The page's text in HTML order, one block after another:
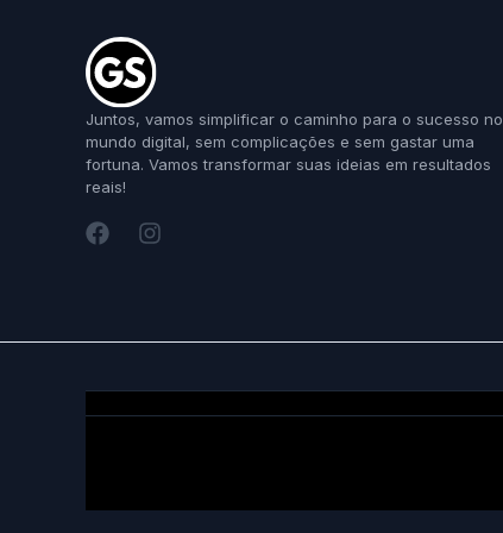
Juntos, vamos simplificar o caminho para o sucesso no
mundo digital, sem complicações e sem gastar uma
fortuna. Vamos transformar suas ideias em resultados
reais!